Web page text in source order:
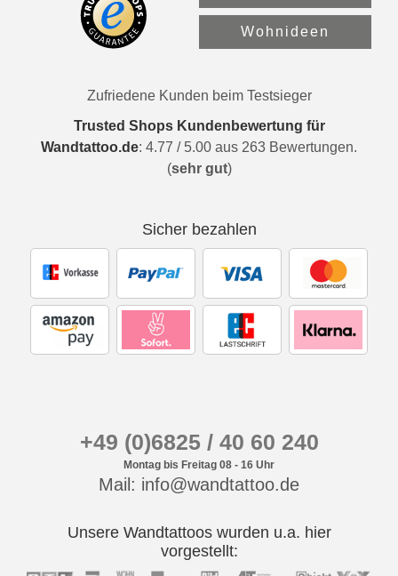
Wohnideen
Zufriedene Kunden beim Testsieger
Trusted Shops Kundenbewertung für
Wandtattoo.de: 4.77 / 5.00 aus 263 Bewertungen.
(sehr gut)
Sicher bezahlen
+49 (0)6825 / 40 60 240
Montag bis Freitag 08 - 16 Uhr
Mail: info@wandtattoo.de
Unsere Wandtattoos wurden u.a. hier
vorgestellt: